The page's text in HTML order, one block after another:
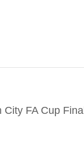
FA Cup Final